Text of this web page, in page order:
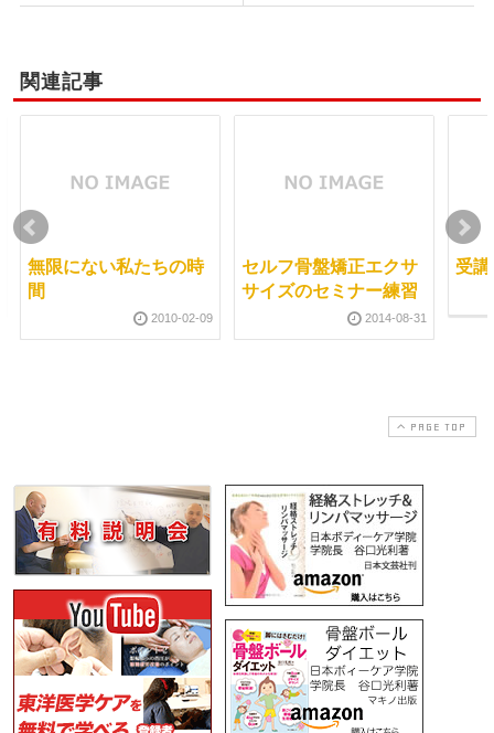
関連記事
無限にない私たちの時
間
2010-02-09
セルフ骨盤矯正エクサ
サイズのセミナー練習
2014-08-31
受
PAGE TOP